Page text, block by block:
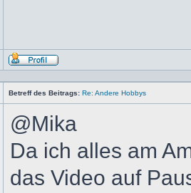
Profil
Betreff des Beitrags: Re: Andere Hobbys
@Mika
Da ich alles am
das Video auf